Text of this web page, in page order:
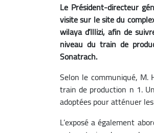
Le Président-directeur
visite sur le site du
wilaya d’Illizi, afin de
niveau du train de
Sonatrach.
Selon le communiqué,
train de production n 1.
adoptées pour atténuer
L’exposé a également